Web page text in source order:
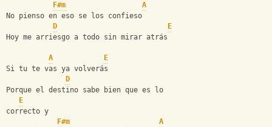
F#m
A
No pienso en eso se los confieso
D
E
Hoy me arriesgo a todo sin mirar atrás
A
E
Si tu te vas ya volverás
D
Porque el destino sabe bien que es lo
E
correcto y
F#m
A